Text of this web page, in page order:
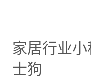
家居行业
士狗